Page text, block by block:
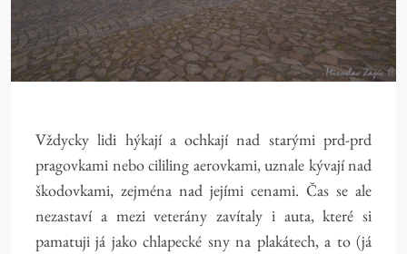
Vždycky lidi hýkají a ochkají nad starými prd-prd
pragovkami nebo cililing aerovkami, uznale kývají nad
škodovkami, zejména nad jejími cenami. Čas se ale
nezastaví a mezi veterány zavítaly i auta, které si
pamatuji já jako chlapecké sny na plakátech, a to (já